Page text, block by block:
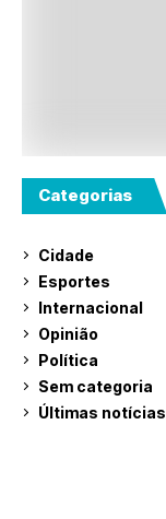
Categorias
Cidade
Esportes
Internacional
Opinião
Política
Sem categoria
Últimas notícias